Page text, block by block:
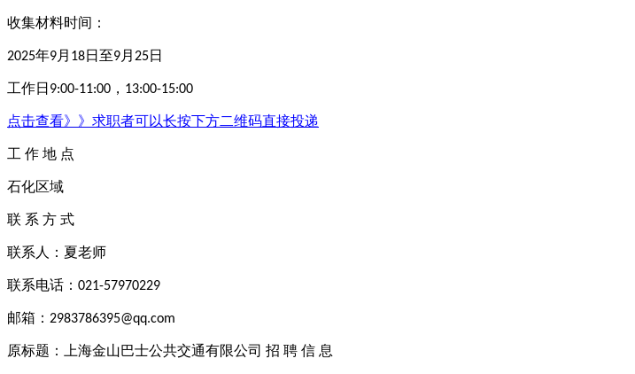
收集材料时间：
2025年9月 18日至9月 25日
工作日 9:00-11:00 ， 13:00-15:00
点击查看》》求职者可以长按下方二维码直接投递
工 作 地 点
石化区域
联 系 方 式
联系人：夏老师
联系电话： 021-57970229
邮箱： 2983786395@qq.com
原标题：上海金山巴士公共交通有限公司 招 聘 信 息